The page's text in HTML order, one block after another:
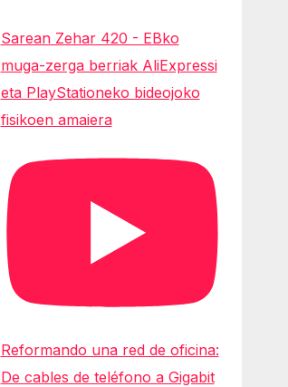
Sarean Zehar 420 - EBko
muga-zerga berriak AliExpressi
eta PlayStationeko bideojoko
fisikoen amaiera
Reformando una red de oficina:
De cables de teléfono a Gigabit